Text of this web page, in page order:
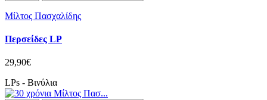
Μίλτος Πασχαλίδης
Περσείδες LP
29,90€
LPs - Βινύλια